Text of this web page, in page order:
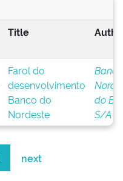
Title
Farol do
desenvolvimento
Banco do
Nordeste
do
S/A
next